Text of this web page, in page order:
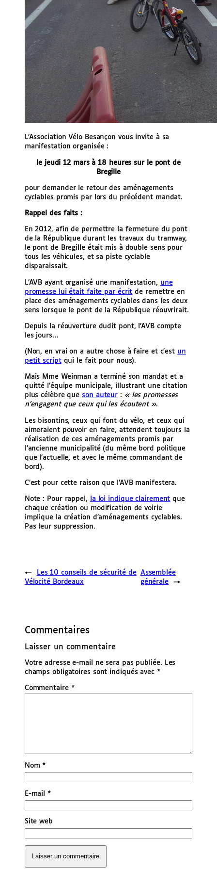
L’Association Vélo Besançon vous invite à sa
manifestation organisée :
le jeudi 12 mars à 18 heures sur le pont de
Bregille
pour demander le retour des aménagements
cyclables promis par lors du précédent mandat.
Rappel des faits :
En 2012, afin de permettre la fermeture du pont
de la République durant les travaux du tramway,
le pont de Bregille était mis à double sens pour
tous les véhicules, et sa piste cyclable
disparaissait.
L’AVB ayant organisé une manifestation, une
promesse lui était faite par écrit de remettre en
place des aménagements cyclables dans les deux
sens lorsque le pont de la République réouvrirait.
Depuis la réouverture dudit pont, l’AVB compte
les jours…
(Non, en vrai on a autre chose à faire et c’est un
petit scriptqui le fait pour nous).
Mais Mme Weinman a terminé son mandat et a
quitté l’équipe municipale, illustrant une citation
plus célèbre que son auteur : « les promesses
n’engagent que ceux qui les écoutent ».
Les bisontins, ceux qui font du vélo, et ceux qui
aimeraient pouvoir en faire, attendent toujours la
réalisation de ces aménagements promis par
l’ancienne municipalité (du même bord politique
que l’actuelle, et avec le même commandant de
bord).
C’est pour cette raison que l’AVB manifestera.
Note : Pour rappel, la loi indique clairement que
chaque création ou modification de voirie
implique la création d’aménagements cyclables.
Pas leur suppression.
←
Les 10 conseils de sécurité de
Vélocité Bordeaux
Assemblée
générale
→
Commentaires
Laisser un commentaire
Votre adresse e-mail ne sera pas publiée.
Les
champs obligatoires sont indiqués avec *
Commentaire *
Nom*
E-mail*
Site web